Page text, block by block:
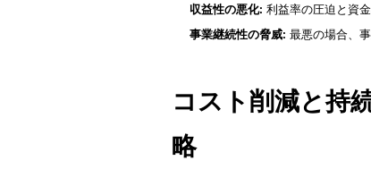
収益性の悪化: 利益率の圧迫と資
事業継続性の脅威: 最悪の場合、
コスト削減と持
略